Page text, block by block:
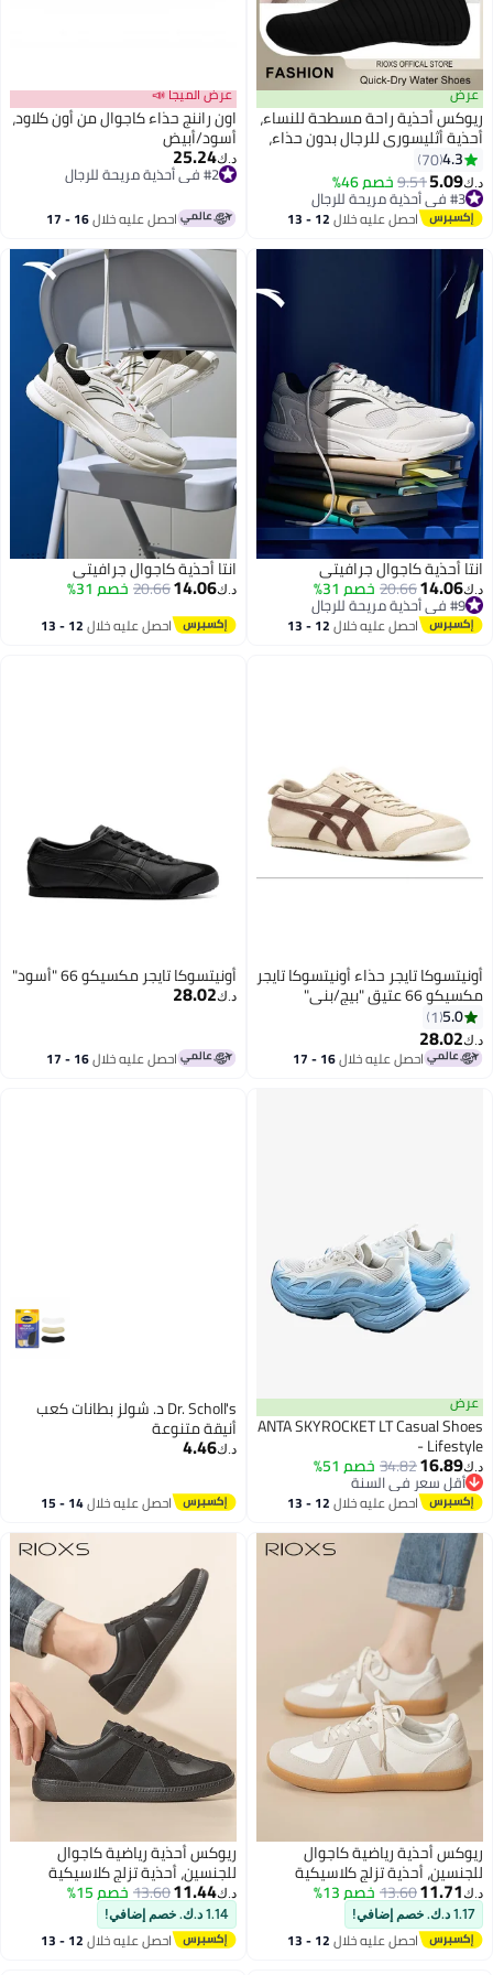
10
عرض
ريوكس أحذية راحة مسطحة للنساء،
أحذية أثليسوري للرجال بدون حذاء،
أحذية ساكنة تجف بسرعة من نوع
أكوا، أحذية للاستخدام في الشتاء
على شاطئ السباحة دون حذاء،
أحذية وسادات للمسنين والشباب،
أحذية وسادات للإمارشة والرياضة
للرجال والنساء، الأدوات الضرورية
للعطلات والسباحة والرياضات، أحذية
ساقية سوداء
4.3
70
د.ك‏5.09
9.51خصم 46%
#3 في أحذية مريحة للرجال
#3 في أحذية مريحة للرجال احصل عليه خلال 12 - 13
عرض الميجا 📣
اون راننج حذاء كاجوال من أون كلاود،
أسود/أبيض
د.ك‏25.24
#2 في أحذية مريحة للرجال
احصل عليه خلال 16 - 17
انتا أحذية كاجوال جرافيتي
د.ك‏14.06
20.66خصم 31%
#9 في أحذية مريحة للرجال
#9 في أحذية مريحة للرجال احصل عليه خلال 12 - 13
انتا أحذية كاجوال جرافيتي
د.ك‏14.06
20.66خصم 31%
احصل عليه خلال 12 - 13
أونيتسوكا تايجر حذاء أونيتسوكا تايجر
مكسيكو 66 عتيق "بيج/بني"
5.0
1
د.ك‏28.02
احصل عليه خلال 16 - 17
أونيتسوكا تايجر مكسيكو 66 "أسود"
د.ك‏28.02
احصل عليه خلال 16 - 17
عرض
ANTA SKYROCKET LT Casual Shoes
- Lifestyle
د.ك‏16.89
34.82خصم 51%
أقل سعر في السنة
أقل سعر في السنة
احصل عليه خلال 12 - 13
Dr. Scholl's د. شولز بطانات كعب
أنيقة متنوعة
د.ك‏4.46
احصل عليه خلال 14 - 15
ريوكس أحذية رياضية كاجوال
للجنسين، أحذية تزلج كلاسيكية
منخفضة الرقبة للرجال، أحذية
رياضية مريحة للمشي والمشي
للنساء، أحذية رياضية خفيفة الوزن
ومريحة برباط للأزواج، مناسبة
د.ك‏11.71
13.60خصم 13%
1.17 د.ك. خصم إضافي!
احصل عليه خلال 12 - 13
ريوكس أحذية رياضية كاجوال
للجنسين، أحذية تزلج كلاسيكية
منخفضة الرقبة للرجال، أحذية
رياضية مريحة للمشي والمشي
للنساء، أحذية رياضية خفيفة الوزن
ومريحة برباط للأزواج، مناسبة
د.ك‏11.44
13.60خصم 15%
1.14 د.ك. خصم إضافي!
احصل عليه خلال 12 - 13